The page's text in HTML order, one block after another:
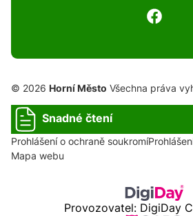
© 2026 Horní Město Všechna práva
Snadné čtení
Prohlášení o ochraně soukromí
Mapa webu
Provozovatel: DigiDay